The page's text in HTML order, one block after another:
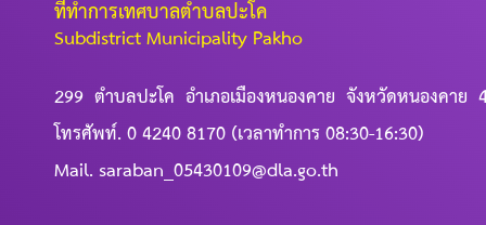
ที่ทำการเทศบาลตำบลปะโค
Subdistrict Municipality Pakho
299 ตำบลปะโค อำเภอเมืองหนองคาย จังหวัดหนองคาย
โทรศัพท์. 0 4240 8170 (เวลาทำการ 08:30-16:30)
Mail. saraban_05430109@dla.go.th